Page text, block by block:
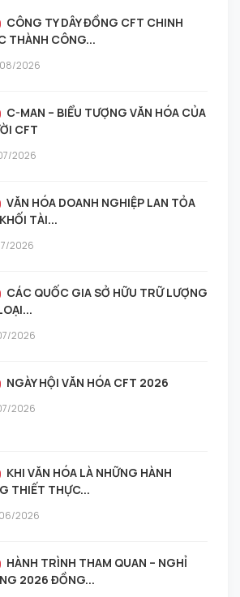
CÔNG TY DÂY ĐỒNG CFT CHINH
THÀNH CÔNG...
2026
C-MAN – BIỂU TƯỢNG VĂN HÓA CỦA
CFT
2026
VĂN HÓA DOANH NGHIỆP LAN TỎA
TÀI...
2026
CÁC QUỐC GIA SỞ HỮU TRỮ LƯỢNG
2026
NGÀY HỘI VĂN HÓA CFT 2026
2026
KHI VĂN HÓA LÀ NHỮNG HÀNH
THIẾT THỰC...
2026
HÀNH TRÌNH THAM QUAN – NGHỈ
2026 ĐỒNG...